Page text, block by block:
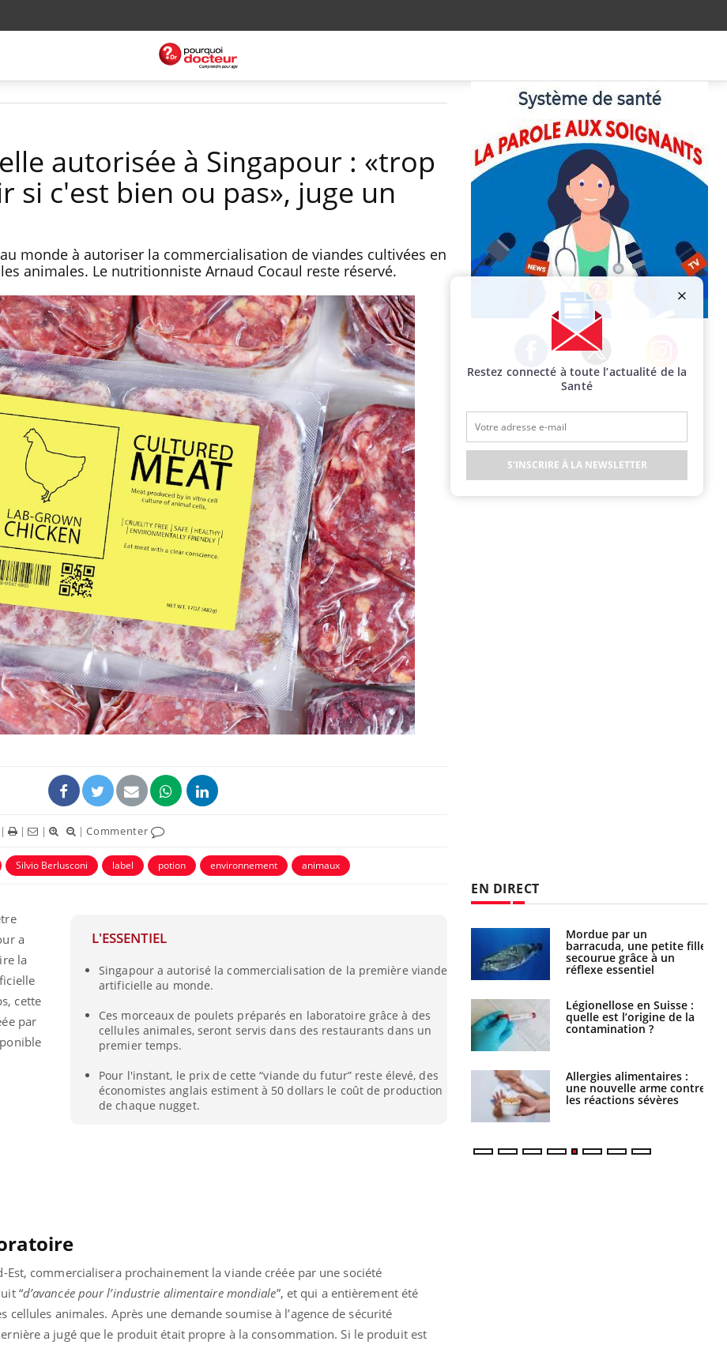
autorisée à Singapour : «trop
si c'est bien ou pas», juge un
monde à autoriser la commercialisation de viandes cultivées en
animales. Le nutritionniste Arnaud Cocaul reste réservé.
| | | |Commenter
Silvio Berlusconi label potion environnement animaux
L'ESSENTIEL
Singapour a autorisé la commercialisation de la première viande
artificielle au monde.
Ces morceaux de poulets préparés en laboratoire grâce à des
cellules animales, seront servis dans des restaurants dans un
premier temps.
Pour l'instant, le prix de cette “viande du futur” reste élevé, des
économistes anglais estiment à 50 dollars le coût de production
de chaque nugget.
a
la
cette
par
Est, commercialisera prochainement la viande créée par une société
“d’avancée pour l’industrie alimentaire mondiale”, et qui a entièrement été
cellules animales. Après une demande soumise à l’agence de sécurité
a jugé que le produit était propre à la consommation. Si le produit est
Facebook Twitter Instagram
EN DIRECT
Fortes chaleurs :
pourquoi le risque de
freiner la propagation du
cancer ?
Pourquoi manger moins
de protéines pourrait
finalement être bénéfique
l'apprentissage de la
lecture ?
Mordue par une tique en
vacances, elle reste dans
le coma pendant 42 jours
Mordue par un
barracuda, une petite fille
secourue grâce à un
réflexe essentiel
Légionellose en Suisse :
quelle est l’origine de la
contamination ?
Allergies alimentaires :
une nouvelle arme contre
les réactions sévères
Restez connecté à toute l’actualité de la
Santé
S'INSCRIRE À LA NEWSLETTER